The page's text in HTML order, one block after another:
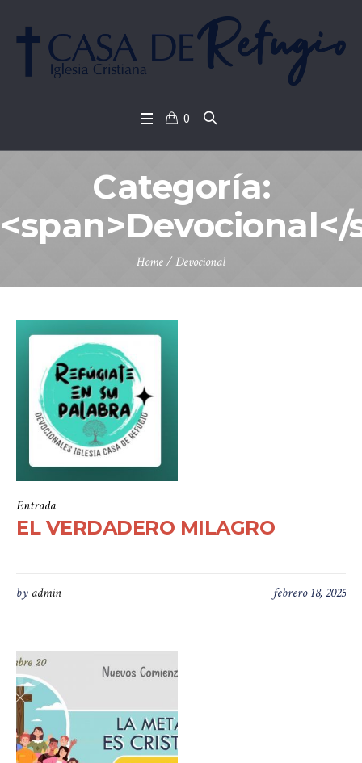
0
Categoría:
<span>Devocional</
Home/Devocional
Entrada
EL VERDADERO MILAGRO
febrero 18, 2025
by admin